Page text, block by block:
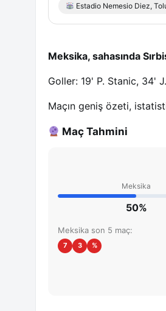
Estadio Nemesio Diez,
Meksika, sahasında
Goller: 19' P. Stanic, 34'
Maçın geniş özeti,
Maç Tahmini
Meksika
50%
Meksika son 5 maç:
7 3 %